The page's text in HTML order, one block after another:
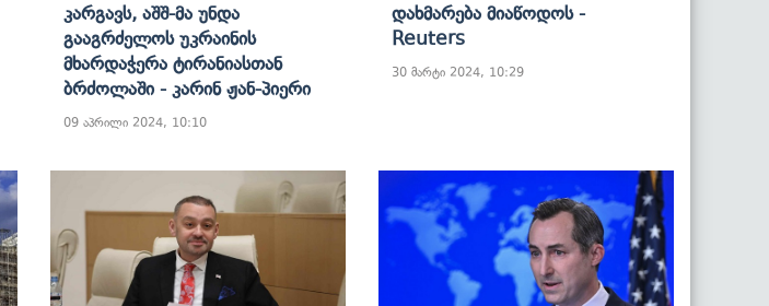
Კარგავს, Აშშ-Მა Უნდა
Გააგრძელოს Უკრაინის
Მხარდაჭერა Ტირანიასთან
Ბრძოლაში - Კარინ Ჟან-Პიერი
09 აპრილი 2024, 10:10
Დახმარება Მიაწოდოს -
Reuters
30 მარტი 2024, 10:29